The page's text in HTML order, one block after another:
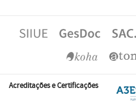
Acreditações e Certificações